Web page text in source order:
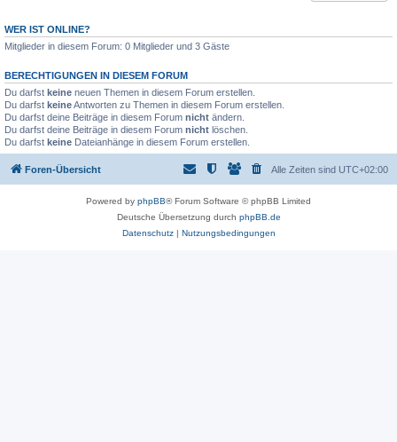
WER IST ONLINE?
Mitglieder in diesem Forum: 0 Mitglieder und 3 Gäste
BERECHTIGUNGEN IN DIESEM FORUM
Du darfst keine neuen Themen in diesem Forum erstellen.
Du darfst keineAntworten zu Themen in diesem Forum erstellen.
Du darfst deine Beiträge in diesem Forum nicht ändern.
Du darfst deine Beiträge in diesem Forum nicht löschen.
Du darfst keine Dateianhänge in diesem Forum erstellen.
Foren-Übersicht Alle Zeiten sind UTC+02:00
Powered by phpBB® Forum Software © phpBB Limited
Deutsche Übersetzung durch phpBB.de
Datenschutz| Nutzungsbedingungen